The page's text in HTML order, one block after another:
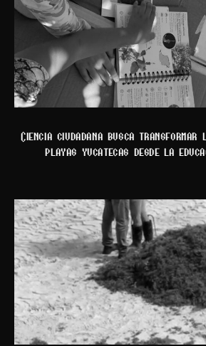
Ciencia ciudadana busca
playas yucatecas desde la